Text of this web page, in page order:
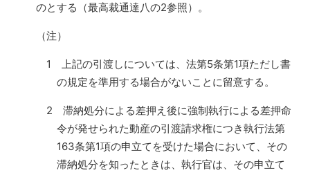
のとする（最高裁通達八の2参照）。
（注）
1 上記の引渡しについては、法第5条第1項ただし書
の規定を準用する場合がないことに留意する。
2 滞納処分による差押え後に強制執行による差押命
令が発せられた動産の引渡請求権につき執行法第
163条第1項の申立てを受けた場合において、その
滞納処分を知ったときは、執行官は、その申立て